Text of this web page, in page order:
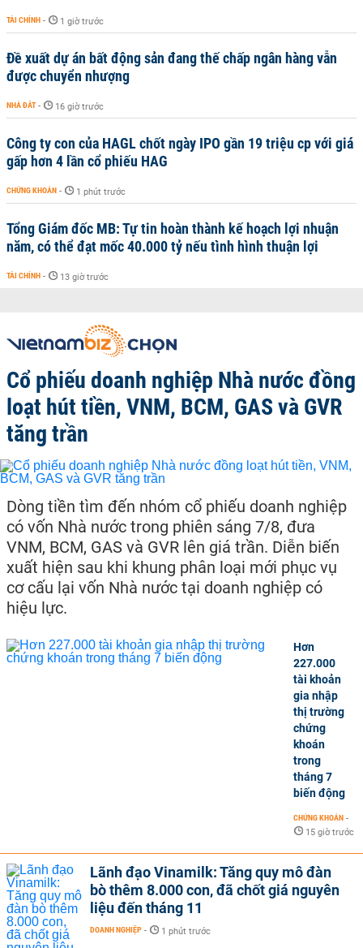
TÀI CHÍNH - 1 giờ trước
Đề xuất dự án bất động sản đang thế chấp ngân hàng vẫn
được chuyển nhượng
NHÀ ĐẤT - 16 giờ trước
Công ty con của HAGL chốt ngày IPO gần 19 triệu cp với giá
gấp hơn 4 lần cổ phiếu HAG
CHỨNG KHOÁN - 1 phút trước
Tổng Giám đốc MB: Tự tin hoàn thành kế hoạch lợi nhuận
năm, có thể đạt mốc 40.000 tỷ nếu tình hình thuận lợi
TÀI CHÍNH - 13 giờ trước
Cổ phiếu doanh nghiệp Nhà nước đồng
loạt hút tiền, VNM, BCM, GAS và GVR
tăng trần
Dòng tiền tìm đến nhóm cổ phiếu doanh nghiệp
có vốn Nhà nước trong phiên sáng 7/8, đưa
VNM, BCM, GAS và GVR lên giá trần. Diễn biến
xuất hiện sau khi khung phân loại mới phục vụ
cơ cấu lại vốn Nhà nước tại doanh nghiệp có
hiệu lực.
Hơn
227.000
tài khoản
gia nhập
thị trường
chứng
khoán
trong
tháng 7
biến động
CHỨNG KHOÁN -
15 giờ trước
Lãnh đạo Vinamilk: Tăng quy mô đàn
bò thêm 8.000 con, đã chốt giá nguyên
liệu đến tháng 11
DOANH NGHIỆP - 1 phút trước